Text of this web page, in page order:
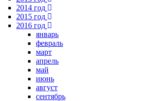
2014 год
2015 год
2016 год
январь
февраль
март
апрель
май
июнь
август
сентябрь